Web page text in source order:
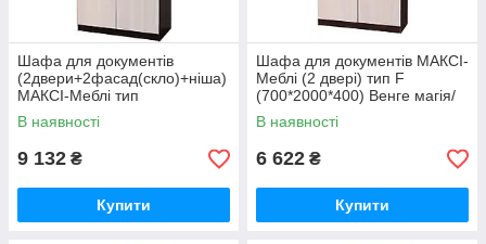
Шафа для документів
(2двери+2фасад(скло)+ніша)
МАКСІ-Меблі тип
Е(800*2000*450)Венге магія/
Дуб молочний(8326)
В наявності
9 132 ₴
Купити
Шафа для документів МАКСІ-
Меблі (2 двері) тип F
(700*2000*400) Венге магія/
Дуб молочний (8327)
В наявності
6 622 ₴
Купити